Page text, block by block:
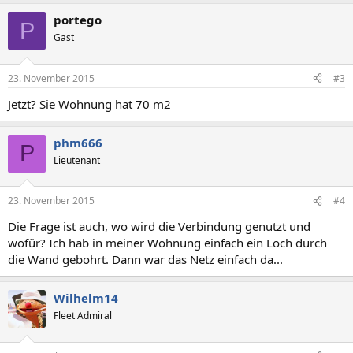
P portego
Gast
23. November 2015 #3
Jetzt? Sie Wohnung hat 70 m2
P phm666
Lieutenant
23. November 2015 #4
Die Frage ist auch, wo wird die Verbindung genutzt und
wofür? Ich hab in meiner Wohnung einfach ein Loch durch
die Wand gebohrt. Dann war das Netz einfach da...
Wilhelm14
Fleet Admiral